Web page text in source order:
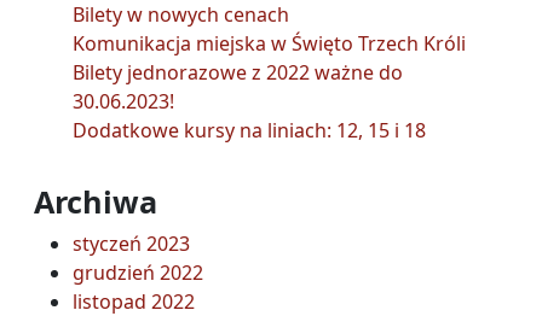
Bilety w nowych cenach
Komunikacja miejska w Święto Trzech Króli
Bilety jednorazowe z 2022 ważne do
30.06.2023!
Dodatkowe kursy na liniach: 12, 15 i 18
Archiwa
styczeń 2023
grudzień 2022
listopad 2022